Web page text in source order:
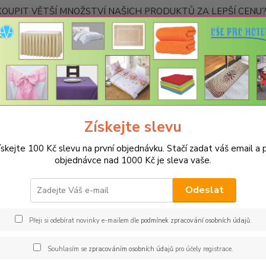
VĚTŠÍ MNOŽSTVÍ NAŠICH PRODUKTŮ ZA LEPŠÍ
Kontakty
Hledat
Slavnostní ubrusy Magnolia s vodoodpudivou úpravou
magnolia kulatý 150cm - bordo
Získejte slevu
100 Kč slevu na první objednávku. Stačí zadat váš email a
objednávce nad 1000 Kč je sleva vaše.
Odeslat
Přeji si odebírat novinky e-mailem dle podmínek zpracování osobních údajů.
Souhlasím se zpracováním osobních údajůpro účely registrace.